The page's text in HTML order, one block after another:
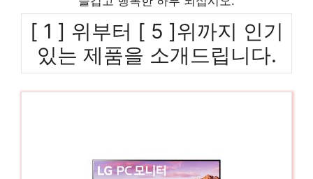
[ 1 ] 위부터 [ 5 ]위까지 인기
있는 제품을 소개드립니다.